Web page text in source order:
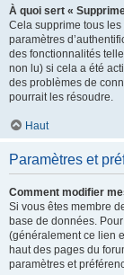
À quoi sert «
Cela supprime tous
paramètres
des fonctionnalités
non lu) si cela a été
des problèmes de
pourrait les résoudre.
Haut
Paramètres et
Comment modifier
Si vous êtes membre
base de données.
(généralement ce lien
haut des pages du
paramètres et